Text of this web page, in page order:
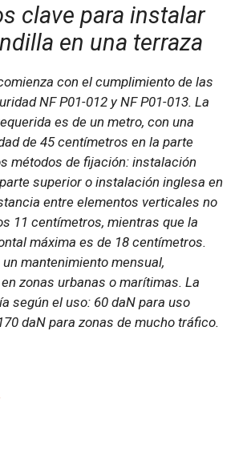
clave para instalar
en una terraza
con el cumplimiento de las
NF P01-012 y NF P01-013. La
es de un metro, con una
de 45 centímetros en la parte
métodos de fijación: instalación
superior o instalación inglesa en
entre elementos verticales no
11 centímetros, mientras que la
máxima es de 18 centímetros.
mantenimiento mensual,
zonas urbanas o marítimas. La
según el uso: 60 daN para uso
daN para zonas de mucho tráfico.